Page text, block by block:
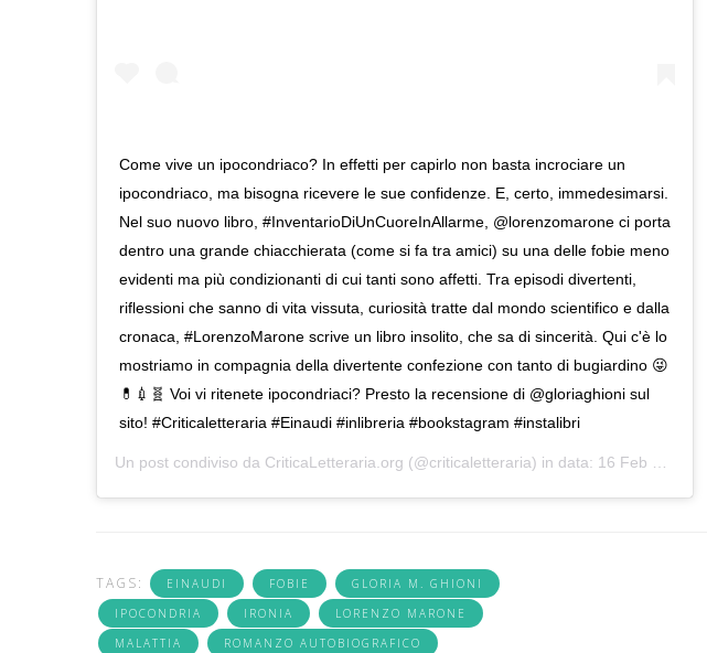
Come vive un ipocondriaco? In effetti per capirlo non basta incrociare un
ipocondriaco, ma bisogna ricevere le sue confidenze. E, certo, immedesimarsi.
Nel suo nuovo libro, #InventarioDiUnCuoreInAllarme, @lorenzomarone ci porta
dentro una grande chiacchierata (come si fa tra amici) su una delle fobie meno
evidenti ma più condizionanti di cui tanti sono affetti. Tra episodi divertenti,
riflessioni che sanno di vita vissuta, curiosità tratte dal mondo scientifico e dalla
cronaca, #LorenzoMarone scrive un libro insolito, che sa di sincerità. Qui c'è lo
mostriamo in compagnia della divertente confezione con tanto di bugiardino 😜
💊💉🧬 Voi vi ritenete ipocondriaci? Presto la recensione di @gloriaghioni sul
sito! #Criticaletteraria #Einaudi #inlibreria #bookstagram #instalibri
Un post condiviso da CriticaLetteraria.org (@criticaletteraria) in data: 16 Feb 2020 alle ore 5:33 PST
TAGS: EINAUDI FOBIE
GLORIA M. GHIONI
IPOCONDRIA
IRONIA
LORENZO MARONE
MALATTIA
ROMANZO AUTOBIOGRAFICO